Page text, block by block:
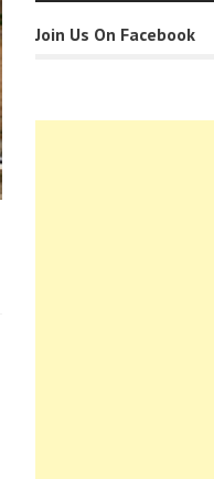
Join Us On Facebook